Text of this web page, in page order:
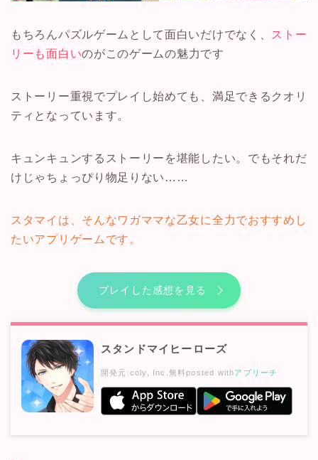
もちろんパズルゲームとして面白いだけでなく、 ストー
リーも面白いのがこのゲームの魅力です
ストーリー重視でプレイし始めても、満足できるクオリ
ティとなっています。
キュンキュンするストーリーを堪能したい。でもそれだ
けじゃちょっぴり物足りない……
スタマイは、そんなワガママな乙女に全力でおすすめし
たいアプリゲームです。
プレイした感想を見る
スタンドマイヒーローズ
開発元:coly, Inc. 無料posted withアプリーチ